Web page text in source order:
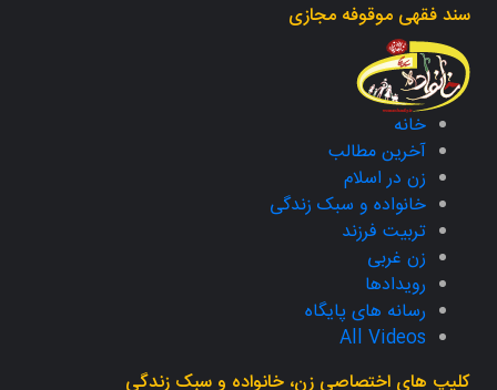
سند فقهی موقوفه مجازی
خانه
آخرین مطالب
زن در اسلام
خانواده و سبک زندگی
تربیت فرزند
زن غربی
رویدادها
رسانه های پایگاه
All Videos
کلیپ های اختصاصی زن، خانواده و سبک زندگی